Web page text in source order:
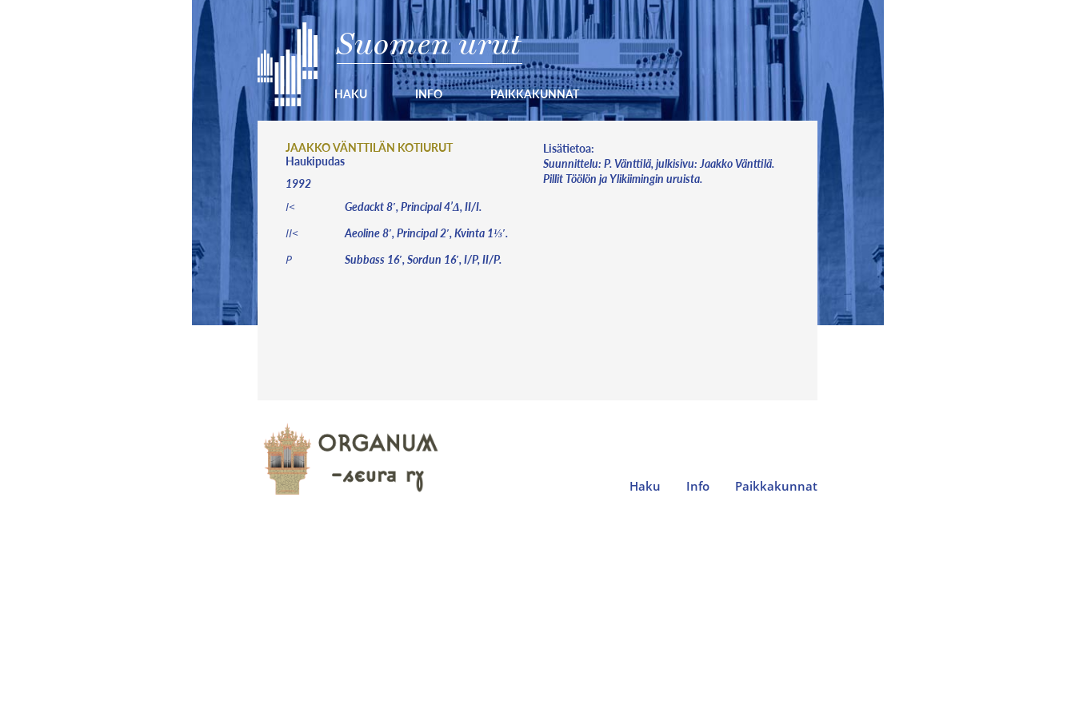
Suomen urut
HAKU INFO PAIKKAKUNNAT
JAAKKO VÄNTTILÄN KOTIURUT
Haukipudas
1992
I< Gedackt 8′, Principal 4’Δ, II/I.
II< Aeoline 8′, Principal 2′, Kvinta 1⅓′.
P Subbass 16′, Sordun 16′, I/P, II/P.
Lisätietoa:
Suunnittelu: P. Vänttilä, julkisivu: Jaakko Vänttilä.
Pillit Töölön ja Ylikiimingin uruista.
Haku Info Paikkakunnat